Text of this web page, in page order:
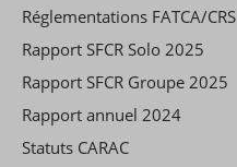
Réglementations FATCA/CRS
Rapport SFCR Solo 2025
Rapport SFCR Groupe 2025
Rapport annuel 2024
Statuts CARAC